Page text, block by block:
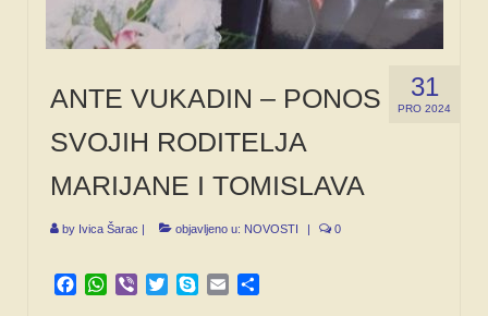
31
PRO 2024
ANTE VUKADIN – PONOS
SVOJIH RODITELJA
MARIJANE I TOMISLAVA
by Ivica Šarac objavljeno u: NOVOSTI 0
Facebook
WhatsApp
Viber TwitterSkypeEmail